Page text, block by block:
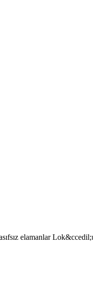
elamanlar